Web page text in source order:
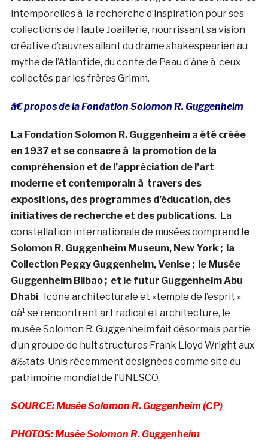
intemporelles à la recherche d’inspiration pour ses
collections de Haute Joaillerie, nourrissant sa vision
créative d’œuvres allant du drame shakespearien au
mythe de l’Atlantide, du conte de Peau d’âne à ceux
collectés par les frères Grimm.
à€ propos de la Fondation Solomon R. Guggenheim
La Fondation Solomon R. Guggenheim a été créée
en 1937 et se consacre à la promotion de la
compréhension et de l’appréciation de l’art
moderne et contemporain à travers des
expositions, des programmes d’éducation, des
initiatives de recherche et des publications. La
constellation internationale de musées comprend le
Solomon R. Guggenheim Museum, New York ; la
Collection Peggy Guggenheim, Venise ; le Musée
Guggenheim Bilbao ; et le futur Guggenheim Abu
Dhabi. Icône architecturale et «temple de l’esprit »
oà¹ se rencontrent art radical et architecture, le
musée Solomon R. Guggenheim fait désormais partie
d’un groupe de huit structures Frank Lloyd Wright aux
à‰tats-Unis récemment désignées comme site du
patrimoine mondial de l’UNESCO.
SOURCE: Musée Solomon R. Guggenheim (CP)
PHOTOS: Musée Solomon R. Guggenheim